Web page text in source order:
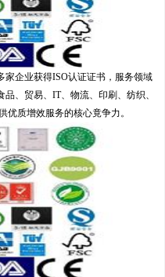
家企业获得ISO认证证书，服务领域
、贸易、IT、物流、印刷、纺织、
优质增效服务的核心竟争力。